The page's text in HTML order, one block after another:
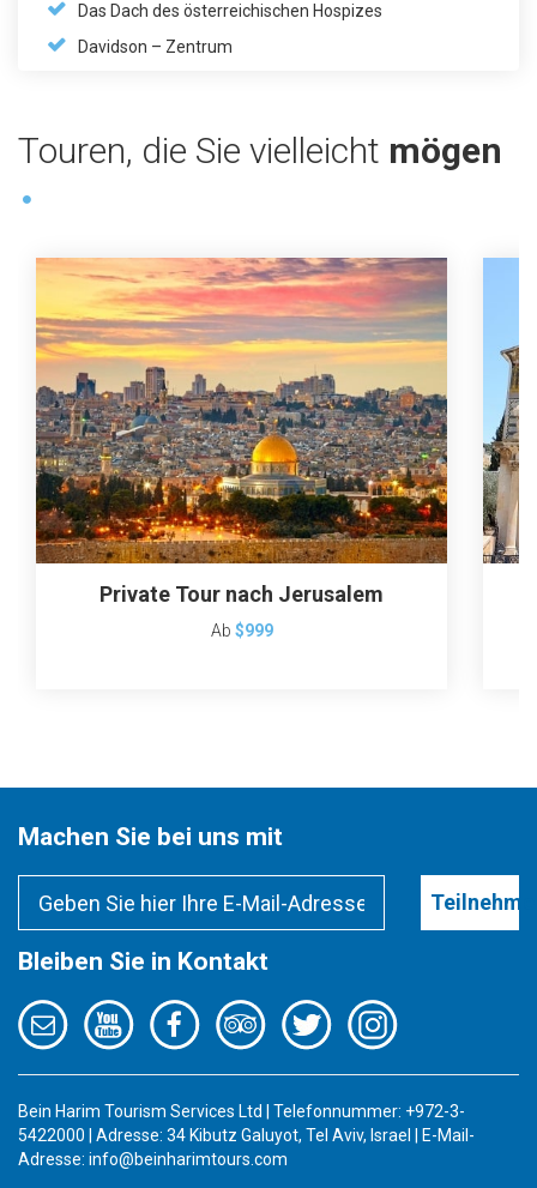
Das Dach des österreichischen Hospizes
Davidson – Zentrum
Touren, die Sie vielleicht mögen
Private Tour nach Jerusalem
Ab $999
Machen Sie bei uns mit
Bleiben Sie in Kontakt
Bein Harim Tourism Services Ltd | Telefonnummer: +972-3-
5422000 | Adresse: 34 Kibutz Galuyot, Tel Aviv, Israel | E-Mail-
Adresse: info@beinharimtours.com